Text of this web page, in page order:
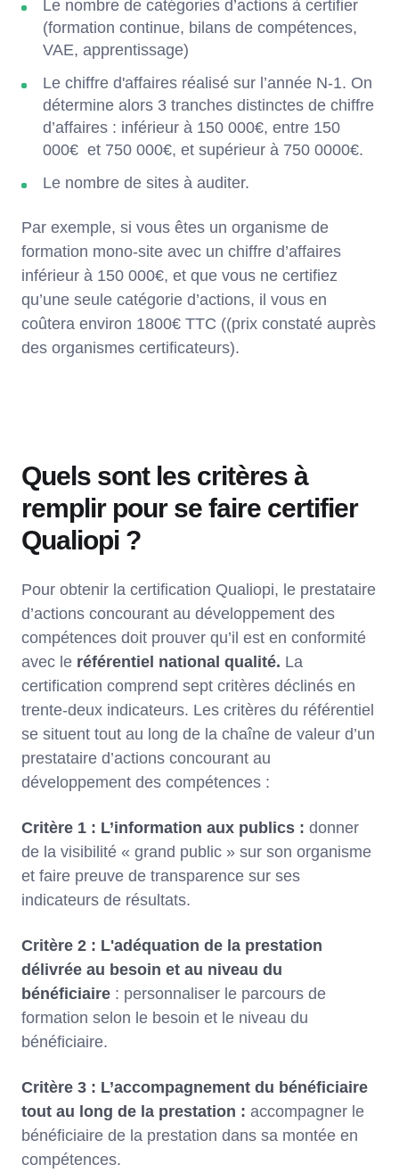
Le nombre de catégories d’actions à certifier
(formation continue, bilans de compétences,
VAE, apprentissage)
Le chiffre d'affaires réalisé sur l’année N-1. On
détermine alors 3 tranches distinctes de chiffre
d’affaires : inférieur à 150 000€, entre 150
000€ et 750 000€, et supérieur à 750 0000€.
Le nombre de sites à auditer.
Par exemple, si vous êtes un organisme de
formation mono-site avec un chiffre d’affaires
inférieur à 150 000€, et que vous ne certifiez
qu’une seule catégorie d’actions, il vous en
coûtera environ 1800€ TTC ((prix constaté auprès
des organismes certificateurs).
Quels sont les critères à
remplir pour se faire certifier
Qualiopi ?
Pour obtenir la certification Qualiopi, le prestataire
d’actions concourant au développement des
compétences doit prouver qu’il est en conformité
avec le référentiel national qualité. La
certification comprend sept critères déclinés en
trente-deux indicateurs. Les critères du référentiel
se situent tout au long de la chaîne de valeur d’un
prestataire d’actions concourant au
développement des compétences :
Critère 1 : L’information aux publics : donner
de la visibilité « grand public » sur son organisme
et faire preuve de transparence sur ses
indicateurs de résultats.
Critère 2 : L'adéquation de la prestation
délivrée au besoin et au niveau du
bénéficiaire : personnaliser le parcours de
formation selon le besoin et le niveau du
bénéficiaire.
Critère 3 : L’accompagnement du bénéficiaire
tout au long de la prestation : accompagner le
bénéficiaire de la prestation dans sa montée en
compétences.